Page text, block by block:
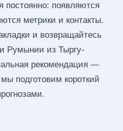
постоянно: появляются
метрики и контакты.
и возвращайтесь
Румынии из Тыргу-
рекомендация —
подготовим короткий